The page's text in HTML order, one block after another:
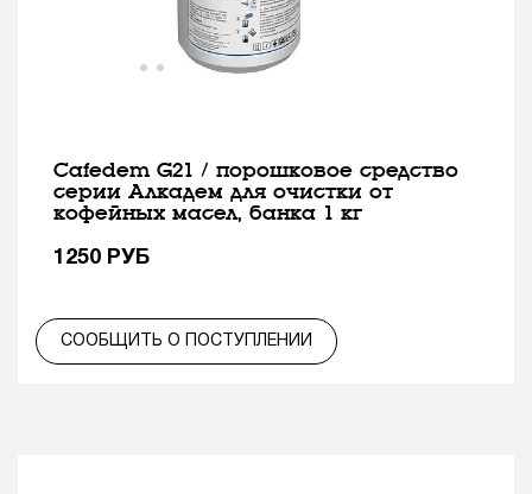
Cafedem G21 / порошковое средство
серии Алкадем для очистки от
кофейных масел, банка 1 кг
1250 РУБ
СООБЩИТЬ О ПОСТУПЛЕНИИ